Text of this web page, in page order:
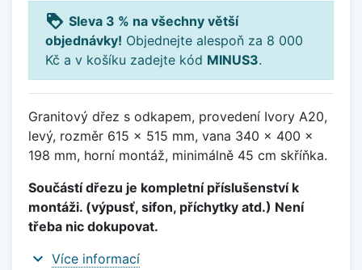
loyalty Sleva 3 % na všechny větší
objednávky! Objednejte alespoň za 8 000
Kč a v košíku zadejte kód MINUS3.
Granitový dřez s odkapem, provedení Ivory A20,
levý, rozměr 615 x 515 mm, vana 340 x 400 x
198 mm, horní montáž, minimálně 45 cm skříňka.
Součástí dřezu je kompletní příslušenství k
montáži. (výpusť, sifon, příchytky atd.) Není
třeba nic dokupovat.
expand_more Více informací